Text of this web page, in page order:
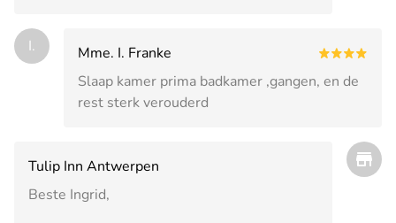
I.
Mme. I. Franke
Slaap kamer prima badkamer ,gangen, en de
rest sterk verouderd
Tulip Inn Antwerpen
Beste Ingrid,